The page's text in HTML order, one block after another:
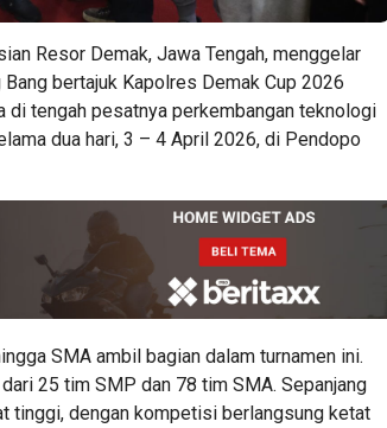
Resor Demak, Jawa Tengah, menggelar
bertajuk Kapolres Demak Cup 2026
di tengah pesatnya perkembangan teknologi
dua hari, 3 – 4 April 2026, di Pendopo
SMA ambil bagian dalam turnamen ini.
25 tim SMP dan 78 tim SMA. Sepanjang
tinggi, dengan kompetisi berlangsung ketat